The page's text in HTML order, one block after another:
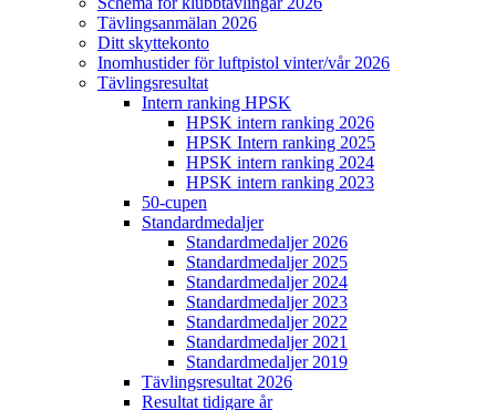
Tävlingsanmälan 2026
Ditt skyttekonto
Inomhustider för luftpistol vinter/vår 2026
Tävlingsresultat
Intern ranking HPSK
HPSK intern ranking 2026
HPSK Intern ranking 2025
HPSK intern ranking 2024
HPSK intern ranking 2023
50-cupen
Standardmedaljer
Standardmedaljer 2026
Standardmedaljer 2025
Standardmedaljer 2024
Standardmedaljer 2023
Standardmedaljer 2022
Standardmedaljer 2021
Standardmedaljer 2019
Tävlingsresultat 2026
Resultat tidigare år